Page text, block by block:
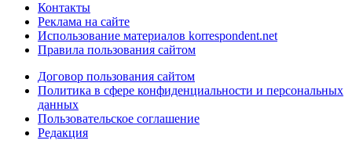
Контакты
Реклама на сайте
Использование материалов korrespondent.net
Правила пользования сайтом
Договор пользования сайтом
Политика в сфере конфиденциальности и персональных
данных
Пользовательское соглашение
Редакция